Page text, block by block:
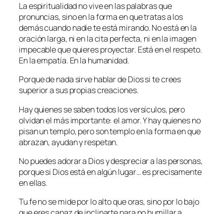
La espiritualidad no vive en las palabras que
pronuncias, sino en la forma en que tratas a los
demás cuando nadie te está mirando. No está en la
oración larga, ni en la cita perfecta, ni en la imagen
impecable que quieres proyectar. Está en el respeto.
En la empatía. En la humanidad.
Porque de nada sirve hablar de Dios si te crees
superior a sus propias creaciones.
Hay quienes se saben todos los versículos, pero
olvidan el más importante: el amor. Y hay quienes no
pisan un templo, pero son templo en la forma en que
abrazan, ayudan y respetan.
No puedes adorar a Dios y despreciar a las personas,
porque si Dios está en algún lugar… es precisamente
en ellas.
Tu fe no se mide por lo alto que oras, sino por lo bajo